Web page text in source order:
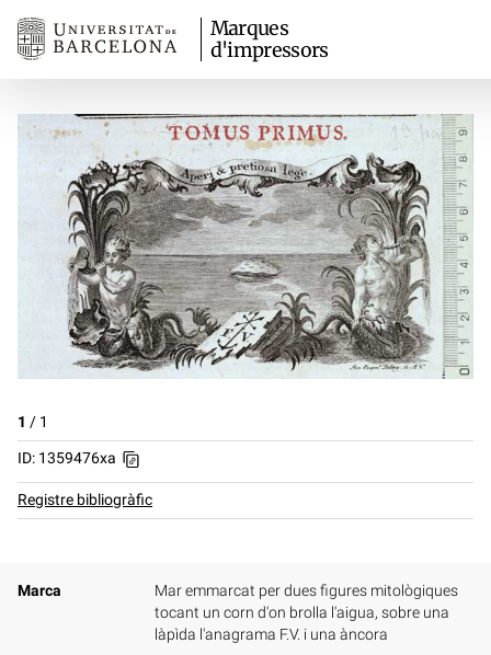
Marques
d'impressors
1 / 1
ID: 1359476xa
Registre bibliogràfic
Marca
Mar emmarcat per dues figures mitològiques
tocant un corn d'on brolla l'aigua, sobre una
làpìda l'anagrama F.V. i una àncora